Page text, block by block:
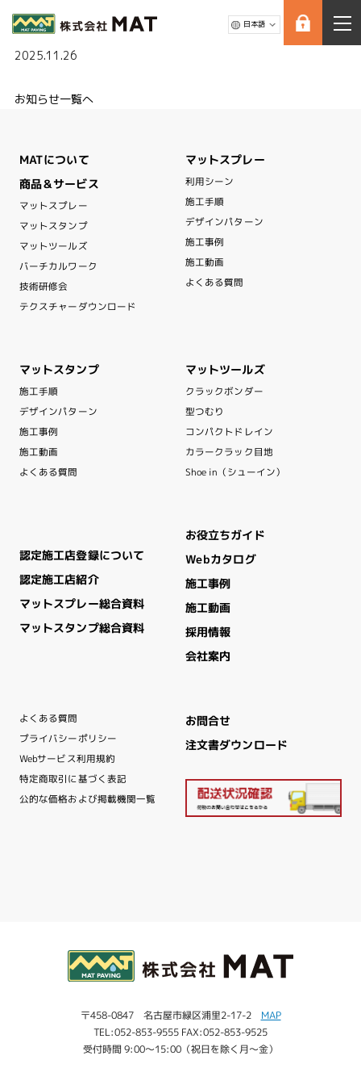
2025.11.26
お知らせ一覧へ
MATについて
商品＆サービス
マットスプレー
マットスタンプ
マットツールズ
バーチカルワーク
技術研修会
テクスチャーダウンロード
マットスプレー
利用シーン
施工手順
デザインパターン
施工事例
施工動画
よくある質問
マットスタンプ
施工手順
デザインパターン
施工事例
施工動画
よくある質問
マットツールズ
クラックボンダー
型つむり
コンパクトドレイン
カラークラック目地
Shoe in（シューイン）
認定施工店登録について
認定施工店紹介
マットスプレー総合資料
マットスタンプ総合資料
お役立ちガイド
Webカタログ
施工事例
施工動画
採用情報
会社案内
よくある質問
プライバシーポリシー
Webサービス利用規約
特定商取引に基づく表記
公的な価格および掲載機関一覧
お問合せ
注文書ダウンロード
〒458-0847 名古屋市緑区浦里2-17-2 MAP
TEL:052-853-9555 FAX:052-853-9525
受付時間 9:00～15:00（祝日を除く月～金）